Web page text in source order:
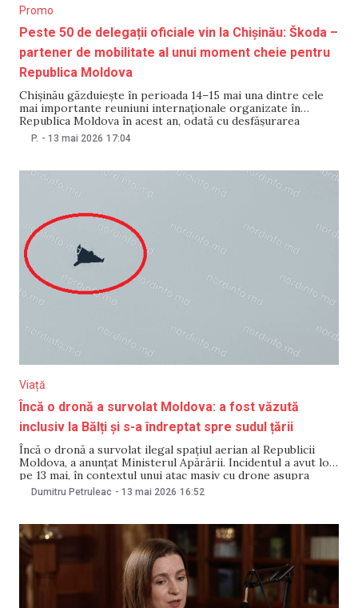
Promo
Peste 50 de delegații oficiale vin la Chișinău: Škoda –
partener de mobilitate al unui moment cheie pentru
Republica Moldova
Chișinău găzduiește în perioada 14–15 mai una dintre cele
mai importante reuniuni internaționale organizate în
Republica Moldova în acest an, odată cu desfășurarea
sesiunii ministeriale a Comitetului de Miniștri al Consiliului
desfășurare a
P. - 13 mai 2026 17:04
Viață
Încă o dronă a survolat Moldova: a fost văzută
inclusiv la Bălți și s-a îndreptat spre sudul țării
Încă o dronă a survolat ilegal spațiul aerian al Republicii
Moldova, a anunțat Ministerul Apărării. Incidentul a avut loc
pe 13 mai, în contextul unui atac masiv cu drone asupra
Ucrainei. Aparatul de zbor a fost surprins și filmat de mai
Dumitru Petruleac - 13 mai 2026 16:52